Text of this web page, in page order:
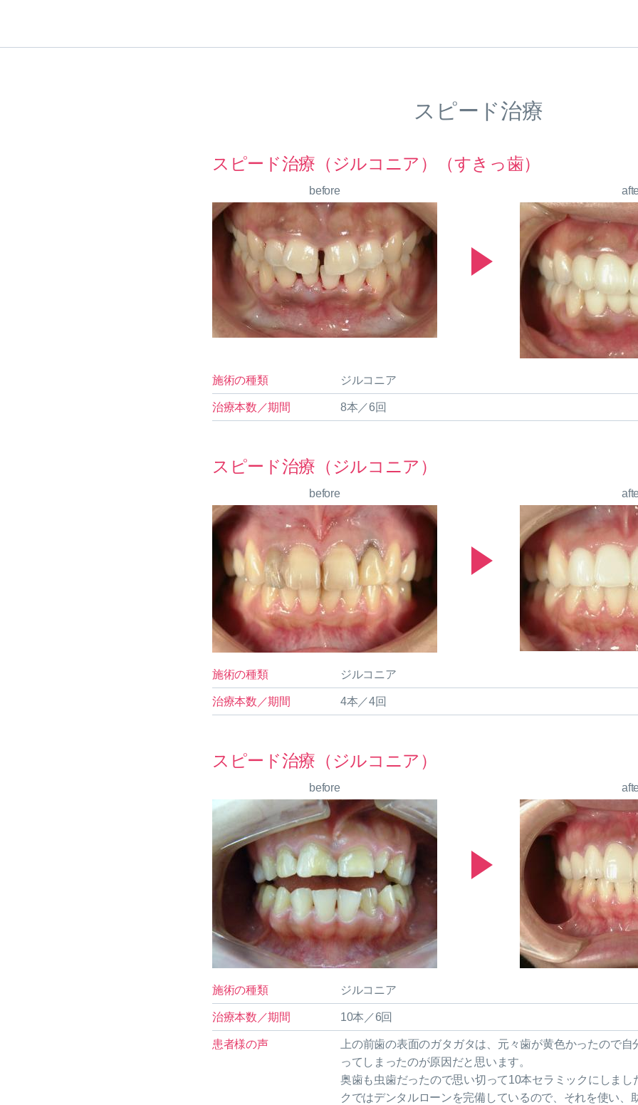
スピード治療
スピード治療（ジルコニア）（すきっ歯）
before
施術の種類 ジルコニア
治療本数／期間 8本／6回
スピード治療（ジルコニア）
before
施術の種類 ジルコニア
治療本数／期間 4本／4回
スピード治療（ジルコニア）
before
施術の種類 ジルコニア
治療本数／期間 10本／6回
患者様の声
上の前歯の表面のガタガタは、元々歯が黄色かったので自
ってしまったのが原因だと思います。
奥歯も虫歯だったので思い切って10本セラミックにしまし
クではデンタルローンを完備しているので、それを使い、